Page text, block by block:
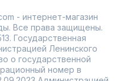
- интернет-магазин
Все права защищены.
Государственная
Ленинского
о государственной
номер в